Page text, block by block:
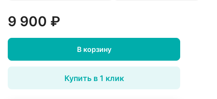
9 900 ₽
В корзину
Купить в 1 клик